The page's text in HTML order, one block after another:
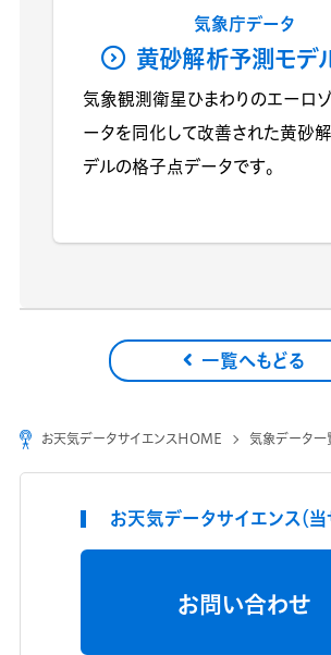
気象庁データ
黄砂解析予測モデ
気象観測衛星ひまわりのエーロ
ータを同化して改善された黄砂
デルの格子点データです。
一覧へもどる
お天気データサイエンスHOME 気象データ一
お天気データサイエンス（当
お問い合わせ